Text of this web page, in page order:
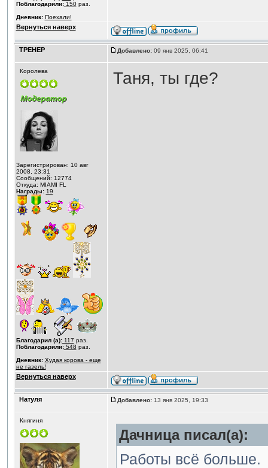
Поблагодарили:150раз.
Дневник: Поехали!
Вернуться наверх
ТРЕНЕР Добавлено:09 янв 2025, 06:41
Королева
Зарегистрирован: 10 авг
2008, 23:31
Сообщений: 12774
Откуда: MIAMI FL
Награды: 19
Благодарил (а):117 раз.
Поблагодарили:548 раз.
Дневник: Худая корова - еще
не газель!
Таня, ты где?
Вернуться наверх
Натуля Добавлено:13 янв 2025, 19:33
Княгиня
Дачница писал(а):
Работы всё больше.